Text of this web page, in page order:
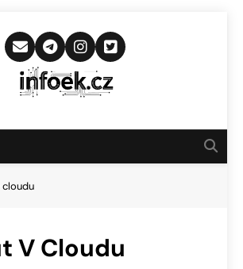
Infoek.cz
Novinkám
cloudu
V Cloudu